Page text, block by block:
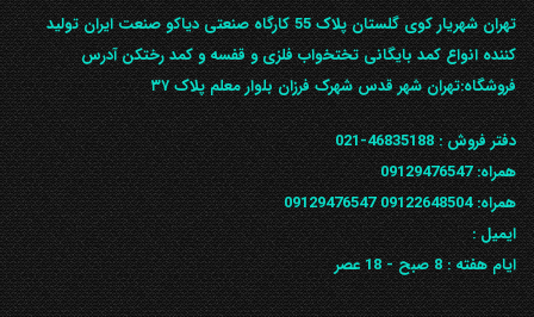
تهران شهریار کوی گلستان پلاک 55 کارگاه صنعتی دیاکو صنعت ایران تولید
کننده انواع کمد بایگانی تختخواب فلزی و قفسه و کمد رختکن آدرس
ف‍روشگاه:تهران شهر قدس شهرک فرزان بلوار معلم پلاک ۳۷
دفتر فروش :46835188-021
همراه:09129476547
همراه: 09122648504
09129476547
ایمیل :
ایام هفته :8 صبح - 18 عصر